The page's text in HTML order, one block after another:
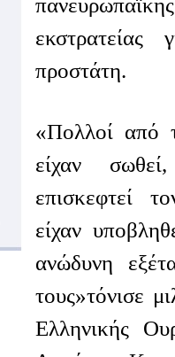
προστάτη.
«Πολλοί από
είχαν
επισκεφτεί
είχαν
ανώδυνη
τους»τόνισε
Ελληνικής